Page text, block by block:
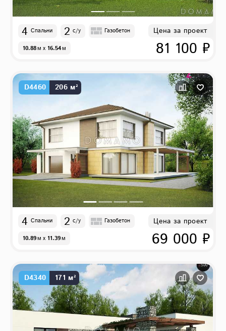
4 Спальни 2 с/у Газобетон
10.88м x 16.54м
Цена за проект
81 100 ₽
D4460 206 м²
4 Спальни 2 с/у Газобетон
10.89м x 11.39м
Цена за проект
69 000 ₽
D4340 171 м²